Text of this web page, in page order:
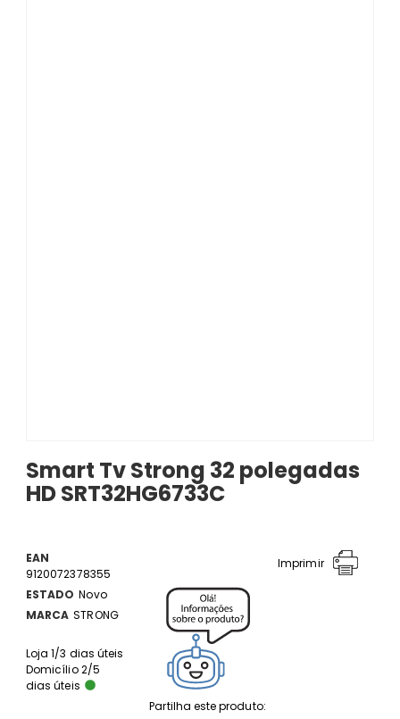
Smart Tv Strong 32 polegadas
HD SRT32HG6733C
EAN
9120072378355
ESTADO Novo
MARCA STRONG
Loja 1/3 dias úteis
Domicílio 2/5
dias úteis
Imprimir
Partilha este produto: